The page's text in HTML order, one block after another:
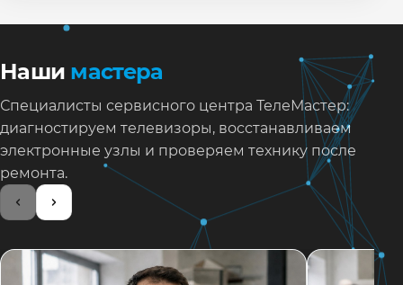
Наши мастера
Специалисты сервисного центра ТелеМастер:
диагностируем телевизоры, восстанавливаем
электронные узлы и проверяем технику после
ремонта.